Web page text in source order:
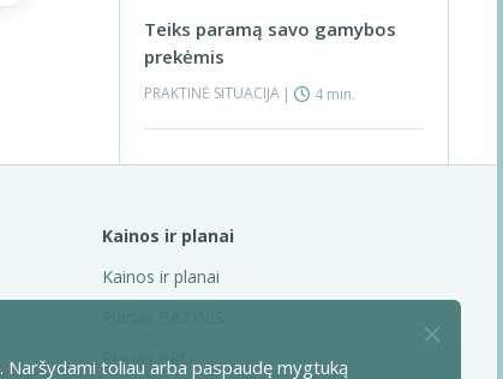
Teiks paramą savo gamybos
prekėmis
PRAKTINĖ SITUACIJA | 4 min.
Susigrąžino 2020–2021
rinkliavą už kelius
depozitą įskaitys kaip
Visos praktinės situacijos >
Kainos ir planai
Kainos ir planai
Planas PRO
. Naršydami toliau arba paspaudę mygtuką